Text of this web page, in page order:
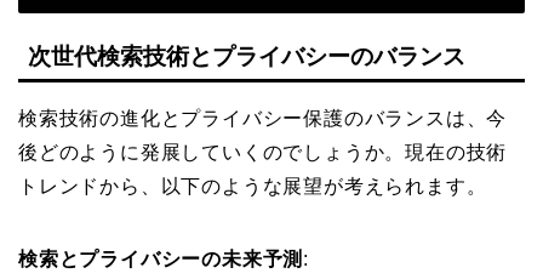
次世代検索技術とプライバシーのバランス
検索技術の進化とプライバシー保護のバランスは、今
後どのように発展していくのでしょうか。現在の技術
トレンドから、以下のような展望が考えられます。
検索とプライバシーの未来予測 :